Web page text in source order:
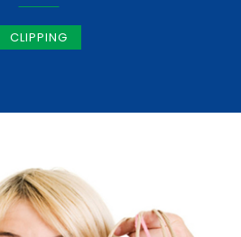
CLIPPING